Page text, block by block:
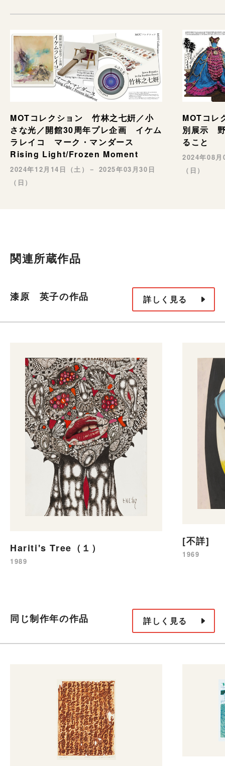
MOTコレクション 竹林之七姸／小
さな光／開館30周年プレ企画 イケム
ラレイコ マーク・マンダース
Rising Light/Frozen Moment
2024年12月14日（土）－ 2025年03月30日
（日）
MOTコレ
別展示
ること
2024年08
（日）
関連所蔵作品
漆原 英子の作品 詳しく見る
Hariti's Tree（１）
1989
[不詳]
1969
同じ制作年の作品 詳しく見る